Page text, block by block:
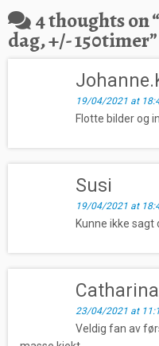
4 thoughts on “
dag, +/- 150timer”
19/04/2021 at
Flotte bilder og
Susi
19/04/2021 at
Kunne ikke sagt
Catharina
23/04/2021 at
Veldig fan av